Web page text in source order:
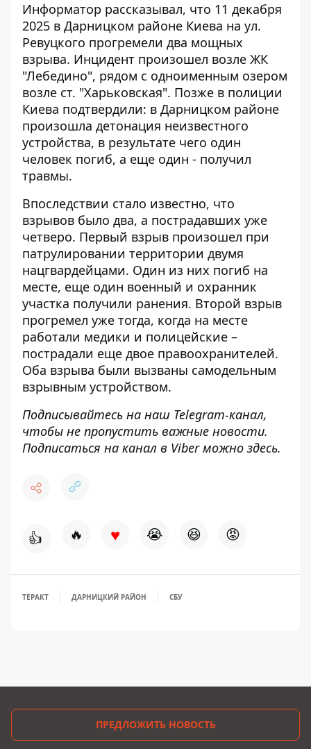
Информатор рассказывал, что 11 декабря
2025 в Дарницком районе Киева на ул.
Ревуцкого прогремели два мощных
взрыва. Инцидент произошел возле ЖК
"Лебедино", рядом с одноименным озером
возле ст. "Харьковская". Позже в полиции
Киева подтвердили: в Дарницком районе
произошла детонация неизвестного
устройства, в результате чего один
человек погиб, а еще один - получил
травмы.
Впоследствии стало известно, что
взрывов было два, а пострадавших уже
четверо. Первый взрыв произошел при
патрулировании территории двумя
нацгвардейцами. Один из них погиб на
месте, еще один военный и охранник
участка получили ранения. Второй взрыв
прогремел уже тогда, когда на месте
работали медики и полицейские –
пострадали еще двое правоохранителей.
Оба взрыва были вызваны самодельным
взрывным устройством.
Подписывайтесь на наш Telegram-канал,
чтобы не пропустить важные новости.
Подписаться на канал в Viber можно здесь.
👍 🔥 ♥ 😭 😆 😡
ТЕРАКТ ДАРНИЦКИЙ РАЙОН СБУ
ПРЕДЛОЖИТЬ НОВОСТЬ